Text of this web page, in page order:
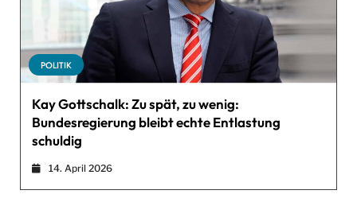
POLITIK
Kay Gottschalk: Zu spät, zu wenig:
Bundesregierung bleibt echte Entlastung
schuldig
14. April 2026